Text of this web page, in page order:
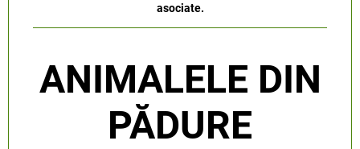
asociate.
ANIMALELE DIN
PĂDURE